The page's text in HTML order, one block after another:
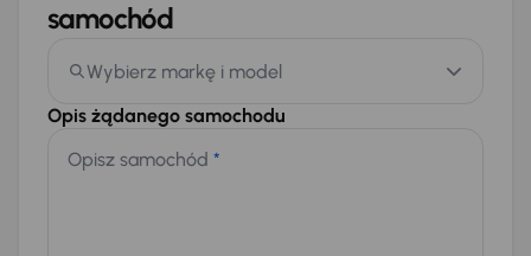
samochód
Wybierz markę i model
Opis żądanego samochodu
Opisz samochód *